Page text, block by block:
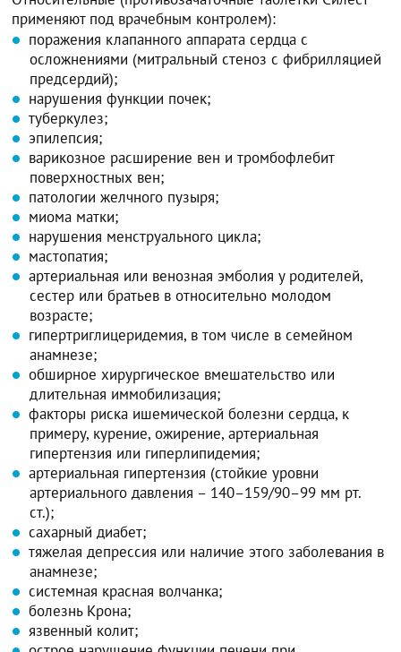
применяют под врачебным контролем):
поражения клапанного аппарата сердца с
осложнениями (митральный стеноз с фибрилляцией
предсердий);
нарушения функции почек;
туберкулез;
эпилепсия;
варикозное расширение вен и тромбофлебит
поверхностных вен;
патологии желчного пузыря;
миома матки;
нарушения менструального цикла;
мастопатия;
артериальная или венозная эмболия у родителей,
сестер или братьев в относительно молодом
возрасте;
гипертриглицеридемия, в том числе в семейном
анамнезе;
обширное хирургическое вмешательство или
длительная иммобилизация;
факторы риска ишемической болезни сердца, к
примеру, курение, ожирение, артериальная
гипертензия или гиперлипидемия;
артериальная гипертензия (стойкие уровни
артериального давления – 140–159/90–99 мм рт.
ст.);
сахарный диабет;
тяжелая депрессия или наличие этого заболевания в
анамнезе;
системная красная волчанка;
болезнь Крона;
язвенный колит;